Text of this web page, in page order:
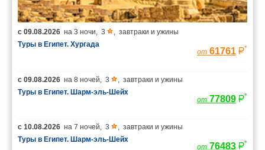
с 09.08.2026 на 3 ночи, 3 , завтраки и ужины
Туры в Египет. Хургада
от 61761 *
с 09.08.2026 на 8 ночей, 3 , завтраки и ужины
Туры в Египет. Шарм-эль-Шейх
от 77809 *
с 10.08.2026 на 7 ночей, 3 , завтраки и ужины
Туры в Египет. Шарм-эль-Шейх
от 76483 *